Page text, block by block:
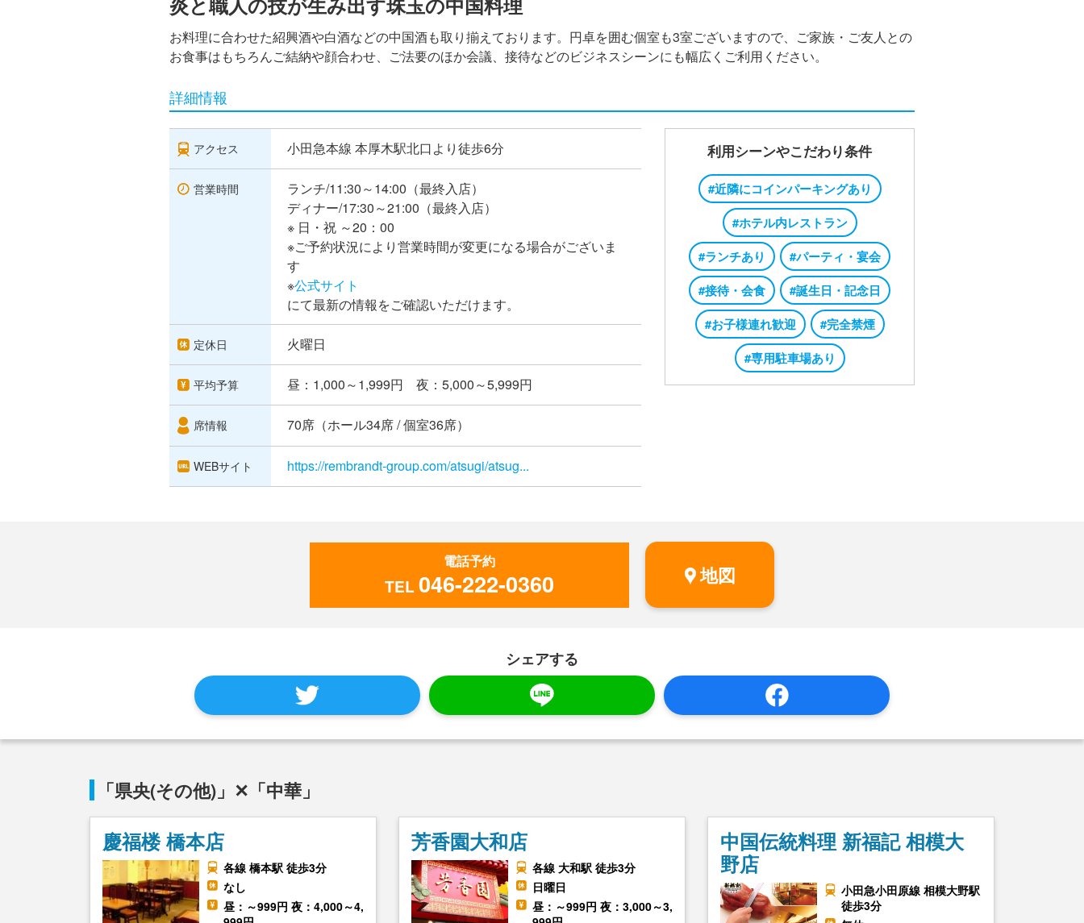
お料理に合わせた紹興酒や白酒などの中国酒も取り揃えております。円卓を囲む個室も3室ございますので、ご家族・ご友人との
お食事はもちろんご結納や顔合わせ、ご法要のほか会議、接待などのビジネスシーンにも幅広くご利用ください。
詳細情報
アクセス 小田急本線 本厚木駅北口より徒歩6分
営業時間
ランチ/11:30～14:00（最終入店）
ディナー/17:30～21:00（最終入店）
※ 日・祝 ～20：00
※ご予約状況により営業時間が変更になる場合がございま
す
※公式サイト
にて最新の情報をご確認いただけます。
定休日 火曜日
平均予算 昼：1,000～1,999円 夜：5,000～5,999円
席情報 70席（ホール34席 / 個室36席）
WEBサイト https://rembrandt-group.com/atsugi/atsug...
利用シーンやこだわり条件
#近隣にコインパーキングあり
#ホテル内レストラン
#ランチあり
#パーティ・宴会
#接待・会食
#誕生日・記念日
#お子様連れ歓迎
#完全禁煙
#専用駐車場あり
電話予約
TEL 046-222-0360 地図
シェアする
「県央(その他)」✕「中華」
慶福楼 橋本店
各線 橋本駅 徒歩3分
なし
昼：～999円 夜：4,000～4,
芳香園大和店
各線 大和駅 徒歩3分
日曜日
昼：～999円 夜：3,000～3,
中国伝統料理 新福記 相模大
野店
小田急小田原線 相模大野駅
徒歩3分